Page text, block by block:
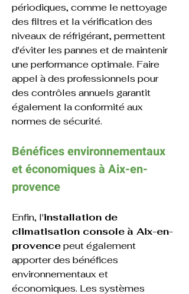
périodiques, comme le nettoyage
des filtres et la vérification des
niveaux de réfrigérant, permettent
d'éviter les pannes et de maintenir
une performance optimale. Faire
appel à des professionnels pour
des contrôles annuels garantit
également la conformité aux
normes de sécurité.
Bénéfices environnementaux
et économiques à Aix-en-
provence
Enfin, l'installation de
climatisation console à Aix-en-
provence peut également
apporter des bénéfices
environnementaux et
économiques. Les systèmes